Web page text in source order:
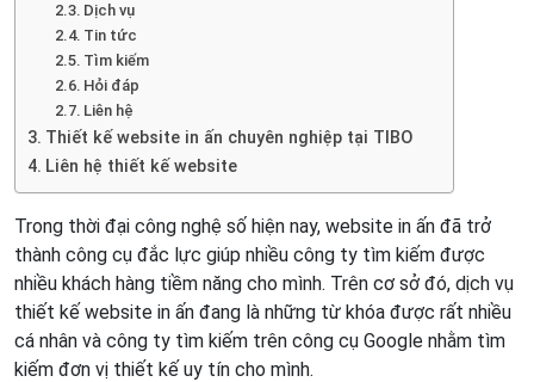
Dịch vụ
Tin tức
Tìm kiếm
Hỏi đáp
Liên hệ
Thiết kế website in ấn chuyên nghiệp tại TIBO
Liên hệ thiết kế website
Trong thời đại công nghệ số hiện nay, website in ấn đã trở
thành công cụ đắc lực giúp nhiều công ty tìm kiếm được
nhiều khách hàng tiềm năng cho mình. Trên cơ sở đó, dịch vụ
thiết kế website in ấn đang là những từ khóa được rất nhiều
cá nhân và công ty tìm kiếm trên công cụ Google nhằm tìm
kiếm đơn vị thiết kế uy tín cho mình.